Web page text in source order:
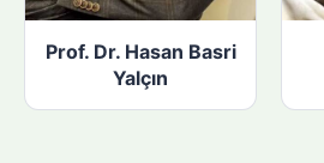
Prof. Dr. Hasan Basri
Yalçın